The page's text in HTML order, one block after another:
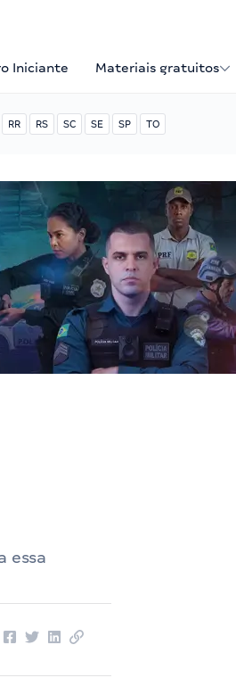
Iniciante Materiais gratuitos
RR RS SC SE SP TO
essa